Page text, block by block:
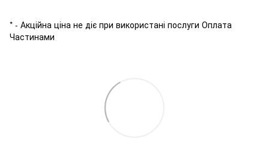
* - Акційна ціна не діє при використані послуги Оплата
Частинами